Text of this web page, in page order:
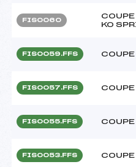
FIS0060
KO
FIS0059.FFS
FIS0057.FFS
FIS0055.FFS
FIS0053.FFS